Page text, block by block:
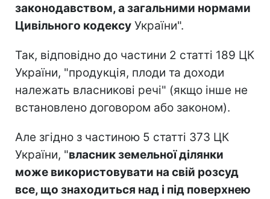
законодавством, а загальними нормами
Цивільного кодексу України".
Так, відповідно до частини 2 статті 189 ЦК
України, "продукція, плоди та доходи
належать власникові речі" (якщо інше не
встановлено договором або законом).
Але згідно з частиною 5 статті 373 ЦК
України, "власник земельної ділянки
може використовувати на свій розсуд
все, що знаходиться над і під поверхнею